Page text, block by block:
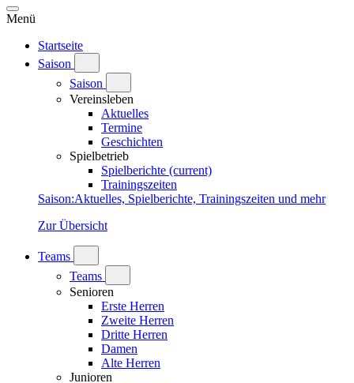
Menü
Startseite
Saison
Saison
Vereinsleben
Aktuelles
Termine
Geschichten
Spielbetrieb
Spielberichte (current)
Trainingszeiten
Saison:Aktuelles, Spielberichte, Trainingszeiten und mehr
Zur Übersicht
Teams
Teams
Senioren
Erste Herren
Zweite Herren
Dritte Herren
Damen
Alte Herren
Junioren